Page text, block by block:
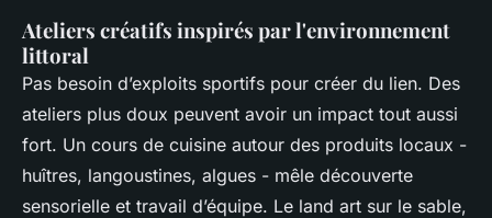
Ateliers créatifs inspirés par l'environnement
littoral
Pas besoin d’exploits sportifs pour créer du lien. Des
ateliers plus doux peuvent avoir un impact tout aussi
fort. Un cours de cuisine autour des produits locaux -
huîtres, langoustines, algues - mêle découverte
sensorielle et travail d’équipe. Le land art sur le sable,